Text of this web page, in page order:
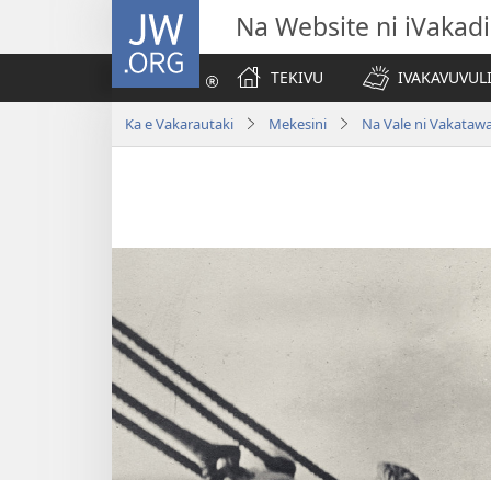
JW.ORG Na Website ni
TEKIVU
Ka e Vakarautaki Mekesini Na Vale ni